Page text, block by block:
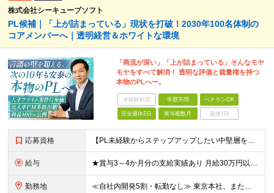
株式会社シーキューブソフト
PL候補｜「上が詰まっている」現状を打破！2030年100名体制の
コアメンバーへ｜透明経営＆ホワイトな環境
「商流が深い」「上が詰まっている」そんなモヤ
モヤをすべて解消！ 透明な評価と裁量権を持つ
本物のPLへー。
未経験歓迎 学歴不問 ベテランOK
完全週休2日 賞与複数月 面接1回
応募資格 【PL未経験からステップアップしたい中堅層を歓迎！】 ■システムエンジニア、またはプログラマーとしての実務経験（5年以上） ■開発言語（Java、PHP、C#、C、C++等）は一切不問 ■学歴不問
給与 ★賞与3～4か月分の支給実績あり 月給30万円以上＋賞与年2回＋各種手当 ※経験・スキルを考慮して決定いたします ※上記には固定残業代（20時間分・3万5000円～）を含み、超過分は別途支給 ※試
勤務地 ≪自社内開発5割・転勤なし≫ 東京本社、または東京都23区内、 神奈川県のクライアント先での勤務となります。 ┃東京本社：東京都中央区日本橋茅場町1-3-9 茅場町MYビル6階 (変更の範囲)上記